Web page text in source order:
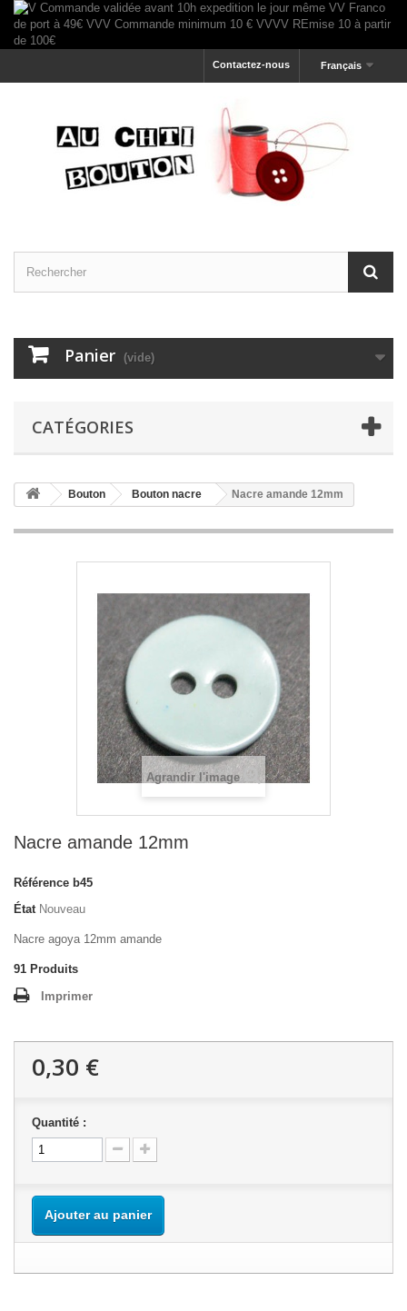
Français
Contactez-nous
Panier (vide)
CATÉGORIES
Bouton Bouton nacre Nacre amande 12mm
Agrandir l'image
Nacre amande 12mm
Référence b45
État Nouveau
Nacre agoya 12mm amande
91 Produits
Imprimer
0,30 €
Quantité :
Ajouter au panier